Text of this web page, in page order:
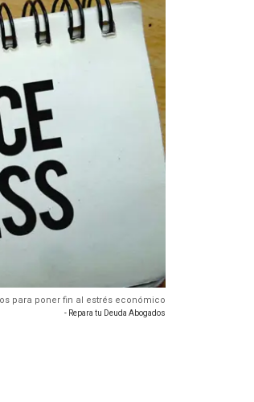
para poner fin al estrés económico
- Repara tu Deuda Abogados